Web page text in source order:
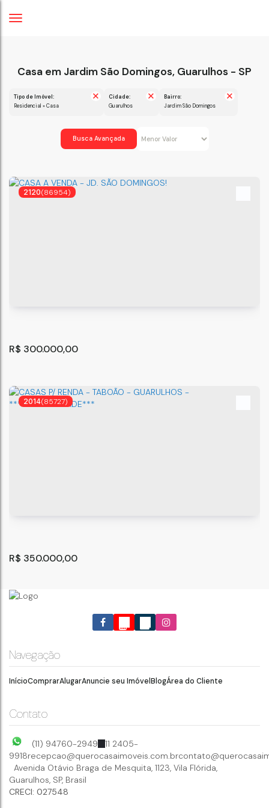
Casa em Jardim São Domingos, Guarulhos - SP
Tipo de Imóvel:
Residencial » Casa
Cidade:
Guarulhos
Bairro:
Jardim São Domingos
Busca Avançada
2120(86954)
R$ 300.000,00
2014(85727)
CASAS P/ RENDA - TABOÃO - GUARULHOS -
R$ 350.000,00
7
144.50m² 2
Navegação
InícioComprarAlugarAnuncie seu ImóvelBlogÁrea do Cliente
Contato
(11) 94760-2949
11 2405-
9918recepcao@querocasaimoveis.com.br
Avenida Otávio Braga de Mesquita, 1123, Vila Flórida,
Guarulhos, SP, Brasil
CRECI: 027548